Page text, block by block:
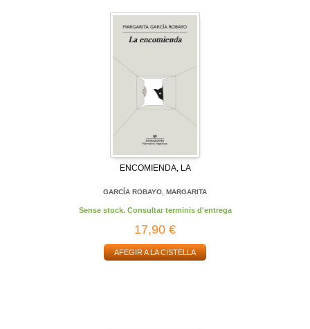
ENCOMIENDA, LA
GARCÍA ROBAYO, MARGARITA
Sense stock. Consultar terminis d'entrega
17,90 €
AFEGIR A LA CISTELLA